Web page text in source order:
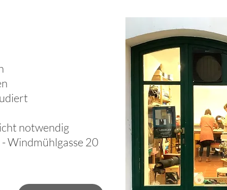
notwendig
Windmühlgasse 20